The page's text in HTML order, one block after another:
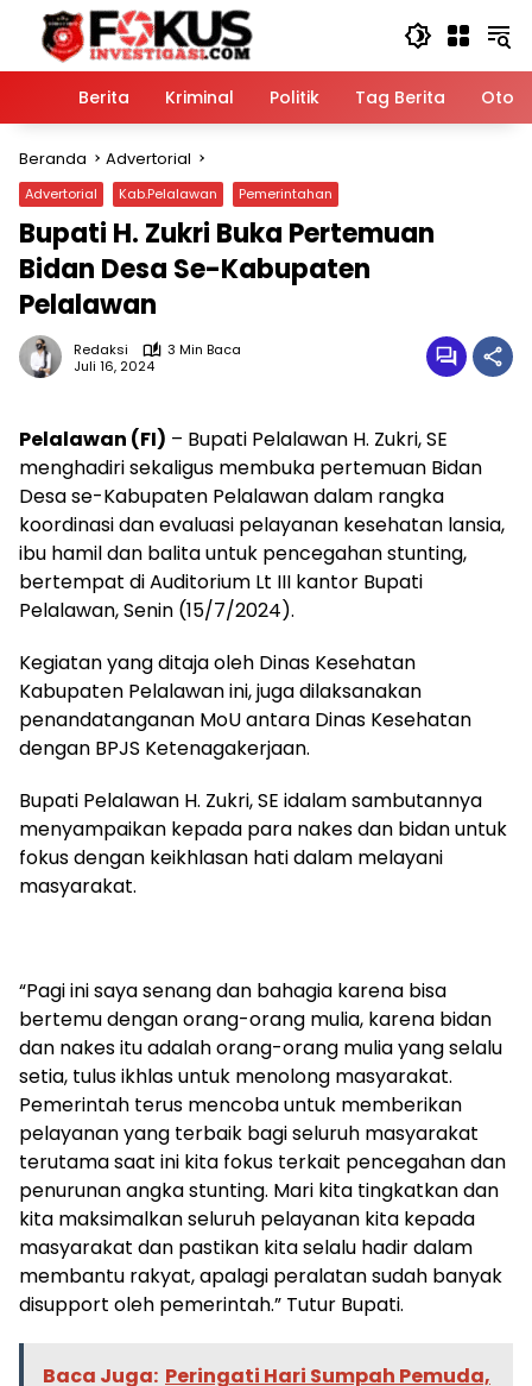
Langsung
konten
HomeBerita Kriminal Politik Tag Berita
Beranda Advertorial
Advertorial Kab.Pelalawan Pemerintahan
Bupati H. Zukri Buka Pertemuan
Bidan Desa Se-Kabupaten
Pelalawan
Redaksi
3 Min Baca
Juli 16, 2024
Pelalawan (FI) – Bupati Pelalawan H. Zukri, SE
menghadiri sekaligus membuka pertemuan Bidan
Desa se-Kabupaten Pelalawan dalam rangka
koordinasi dan evaluasi pelayanan kesehatan lansia,
ibu hamil dan balita untuk pencegahan stunting,
bertempat di Auditorium Lt III kantor Bupati
Pelalawan, Senin (15/7/2024).
Kegiatan yang ditaja oleh Dinas Kesehatan
Kabupaten Pelalawan ini, juga dilaksanakan
penandatanganan MoU antara Dinas Kesehatan
dengan BPJS Ketenagakerjaan.
Bupati Pelalawan H. Zukri, SE idalam sambutannya
menyampaikan kepada para nakes dan bidan untuk
fokus dengan keikhlasan hati dalam melayani
masyarakat.
“Pagi ini saya senang dan bahagia karena bisa
bertemu dengan orang-orang mulia, karena bidan
dan nakes itu adalah orang-orang mulia yang selalu
setia, tulus ikhlas untuk menolong masyarakat.
Pemerintah terus mencoba untuk memberikan
pelayanan yang terbaik bagi seluruh masyarakat
terutama saat ini kita fokus terkait pencegahan dan
penurunan angka stunting. Mari kita tingkatkan dan
kita maksimalkan seluruh pelayanan kita kepada
masyarakat dan pastikan kita selalu hadir dalam
membantu rakyat, apalagi peralatan sudah banyak
disupport oleh pemerintah.” Tutur Bupati.
Baca Juga: Peringati Hari Sumpah Pemuda,